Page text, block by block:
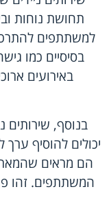
תחושת נוחות
למשתתפים
בסיסיים כמו
באירועים
בנוסף,
יכולים להוסיף ערך
הם מראים
המשתתפים. זהו